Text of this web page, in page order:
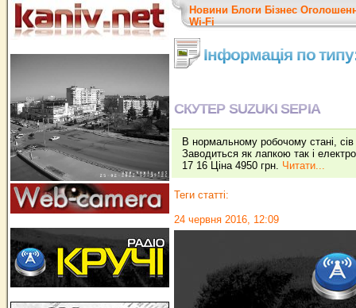
Новини Блоги Бізнес
Wi-Fi
Інформація по
СКУТЕР SUZUKI SEPIA
В нормальному робочому стані,
Заводиться як лапкою так і
17 16 Ціна 4950 грн. Читати...
Теги статті:
24 червня 2016, 12:09